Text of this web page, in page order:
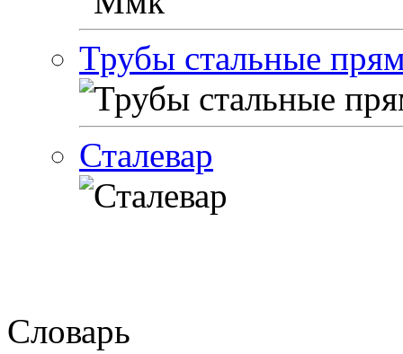
Трубы стальные
Сталевар
Словарь